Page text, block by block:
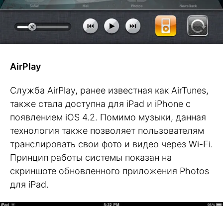
AirPlay
Служба AirPlay, ранее известная как AirTunes,
также стала доступна для iPad и iPhone с
появлением iOS 4.2. Помимо музыки, данная
технология также позволяет пользователям
транслировать свои фото и видео через Wi-Fi.
Принцип работы системы показан на
скриншоте обновленного приложения Photos
для iPad.